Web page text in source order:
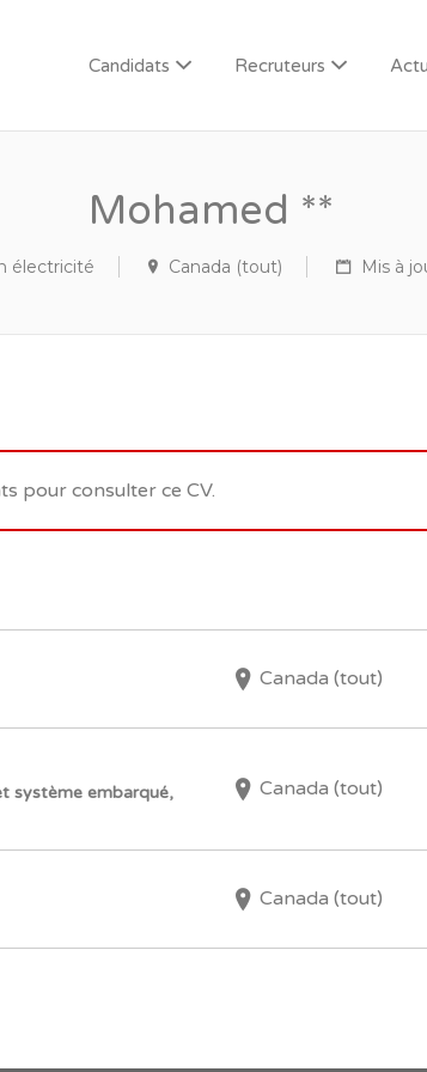
Candidats Recruteurs
Mohamed **
électricité Canada (tout) Mis à
pour consulter ce CV.
Canada (tout)
système embarqué,
Canada (tout)
Canada (tout)